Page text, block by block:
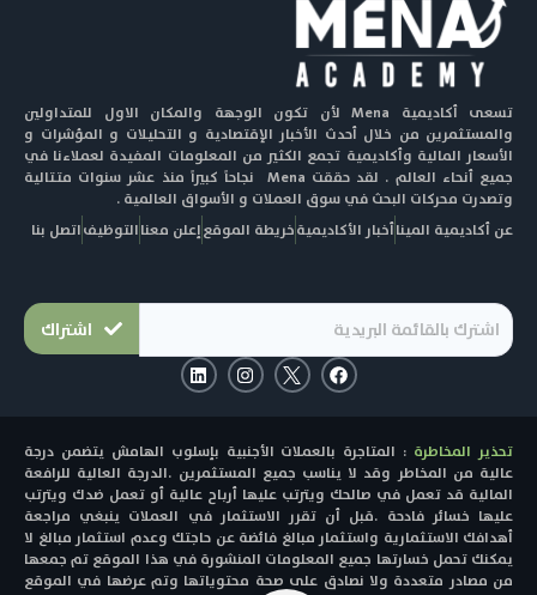
تسعى أكاديمية Mena لأن تكون الوجهة والمكان الاول للمتداولين
والمستثمرين من خلال أحدث الأخبار الإقتصادية و التحليلات و المؤشرات و
الأسعار المالية وأكاديمية تجمع الكثير من المعلومات المفيدة لعملاءنا في
جميع أنحاء العالم . لقد حققت Mena نجاحاً كبيراً منذ عشر سنوات متتالية
وتصدرت محركات البحث في سوق العملات و الأسواق العالمية .
عن أكاديمية الميناأخبار الأكاديميةخريطة الموقعإعلن معناالتوظيفاتصل بنا
اشتراك
F
a
c
o
o
k
I
n
s
g
r
a
m
L
i
n
d
i
n
تحذير المخاطرة : المتاجرة بالعملات الأجنبية بإسلوب الهامش يتضمن درجة
عالية من المخاطر وقد لا يناسب جميع المستثمرين .الدرجة العالية للرافعة
المالية قد تعمل في صالحك ويترتب عليها أرباح عالية أو تعمل ضدك ويترتب
عليها خسائر فادحة .قبل أن تقرر الاستثمار في العملات ينبغي مراجعة
أهدافك الاستثمارية واستثمار مبالغ فائضة عن حاجتك وعدم استثمار مبالغ لا
يمكنك تحمل خسارتها جميع المعلومات المنشورة في هذا الموقع تم جمعها
من مصادر متعددة ولا نصادق على صحة محتوياتها وتم عرضها في الموقع